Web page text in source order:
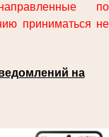
по
приниматься не
на